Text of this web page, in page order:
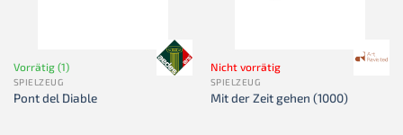
Vorrätig (1)
SPIELZEUG
Pont del Diable
Nicht vorrätig
SPIELZEUG
Mit der Zeit gehen (1000)